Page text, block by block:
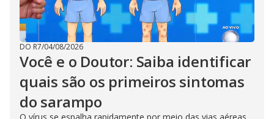
DO R7/04/08/2026
Você e o Doutor: Saiba identificar
quais são os primeiros sintomas
do sarampo